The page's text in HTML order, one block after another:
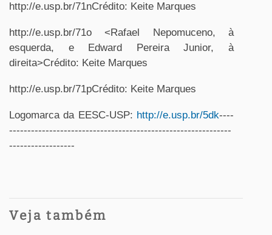
http://e.usp.br/71nCrédito: Keite Marques
http://e.usp.br/71o <Rafael Nepomuceno, à
esquerda, e Edward Pereira Junior, à
direita>Crédito: Keite Marques
http://e.usp.br/71pCrédito: Keite Marques
Logomarca da EESC-USP: http://e.usp.br/5dk----
-------------------------------------------------------------
------------------
Veja também